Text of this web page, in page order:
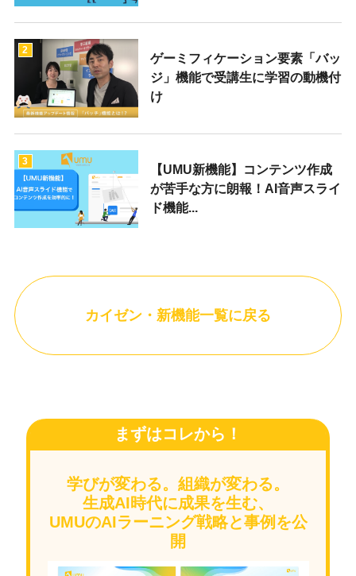
2
ゲーミフィケーション要素「バッ
ジ」機能で受講生に学習の動機付
け
3
【UMU新機能】コンテンツ作成
が苦手な方に朗報！AI音声スライ
ド機能...
カイゼン・新機能一覧に戻る
まずはコレから！
学びが変わる。組織が変わる。
生成AI時代に成果を生む、
UMUのAIラーニング戦略と事例を公
開